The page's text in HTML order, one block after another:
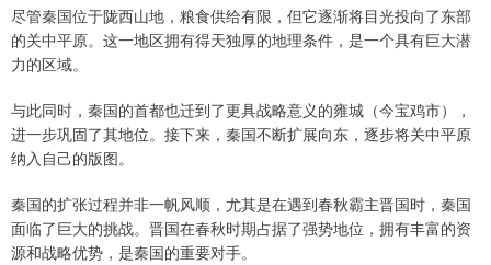
尽管秦国位于陇西山地，粮食供给有限，但它逐渐将目光投向了东部
的关中平原。这一地区拥有得天独厚的地理条件，是一个具有巨大潜
力的区域。
与此同时，秦国的首都也迁到了更具战略意义的雍城（今宝鸡市），
进一步巩固了其地位。接下来，秦国不断扩展向东，逐步将关中平原
纳入自己的版图。
秦国的扩张过程并非一帆风顺，尤其是在遇到春秋霸主晋国时，秦国
面临了巨大的挑战。晋国在春秋时期占据了强势地位，拥有丰富的资
源和战略优势，是秦国的重要对手。